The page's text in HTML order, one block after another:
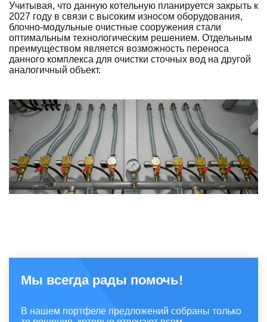
Учитывая, что данную котельную планируется закрыть к
2027 году в связи с высоким износом оборудования,
блочно-модульные очистные сооружения стали
оптимальным технологическим решением. Отдельным
преимуществом является возможность переноса
данного комплекса для очистки сточных вод на другой
аналогичный объект.
Мы всегда рады помочь!
В нашем портфеле предложений собраны только